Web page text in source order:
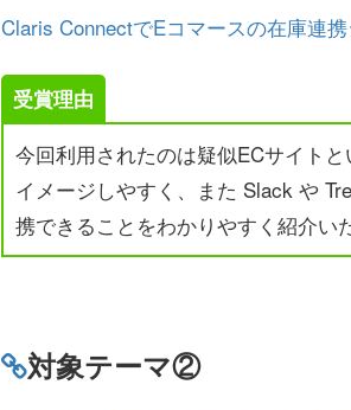
Claris ConnectでEコマースの在庫連
受賞理由
今回利用されたのは疑似ECサイト
イメージしやすく、また Slack や
携できることをわかりやすく紹介い
対象テーマ②